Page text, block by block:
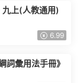
上(人教通用)
6.99
詞彙用法手冊》